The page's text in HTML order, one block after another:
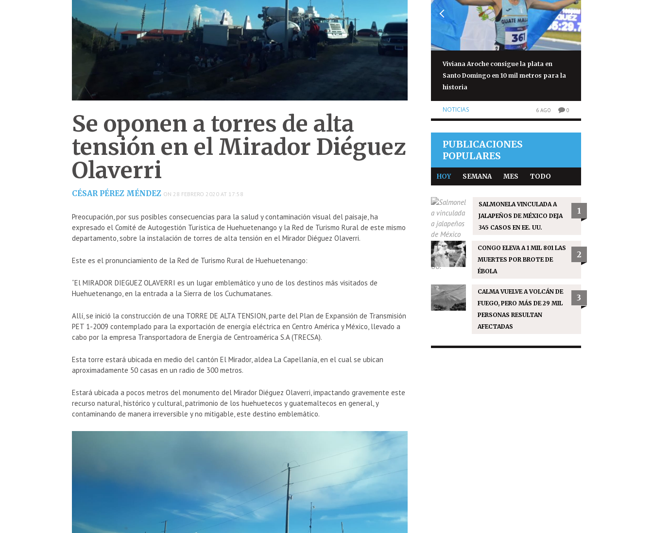
Se oponen a torres de alta
tensión en el Mirador Diéguez
Olaverri
CÉSAR PÉREZ MÉNDEZ ON 28 FEBRERO 2020 AT 17:58
Preocupación, por sus posibles consecuencias para la salud y contaminación visual del paisaje, ha
expresado el Comité de Autogestión Turística de Huehuetenango y la Red de Turismo Rural de este mismo
departamento, sobre la instalación de torres de alta tensión en el Mirador Diéguez Olaverri.
Este es el pronunciamiento de la Red de Turismo Rural de Huehuetenango:
“El MIRADOR DIEGUEZ OLAVERRI es un lugar emblemático y uno de los destinos más visitados de
Huehuetenango, en la entrada a la Sierra de los Cuchumatanes.
Allí, se inició la construcción de una TORRE DE ALTA TENSION, parte del Plan de Expansión de Transmisión
PET 1-2009 contemplado para la exportación de energía eléctrica en Centro América y México, llevado a
cabo por la empresa Transportadora de Energía de Centroamérica S.A (TRECSA).
Esta torre estará ubicada en medio del cantón El Mirador, aldea La Capellanía, en el cual se ubican
aproximadamente 50 casas en un radio de 300 metros.
Estará ubicada a pocos metros del monumento del Mirador Diéguez Olaverri, impactando gravemente este
recurso natural, histórico y cultural, patrimonio de los huehuetecos y guatemaltecos en general, y
contaminando de manera irreversible y no mitigable, este destino emblemático.
Viviana Aroche consigue la plata en
Santo Domingo en 10 mil metros para la
historia
NOTICIAS 6 AGO 0
PUBLICACIONES
POPULARES
HOY SEMANA MES TODO
SALMONELA VINCULADA A
JALAPEÑOS DE MÉXICO DEJA
345 CASOS EN EE. UU.
1
CONGO ELEVA A 1 MIL 801 LAS
MUERTES POR BROTE DE
ÉBOLA
2
CALMA VUELVE A VOLCÁN DE
FUEGO, PERO MÁS DE 29 MIL
PERSONAS RESULTAN
AFECTADAS
3